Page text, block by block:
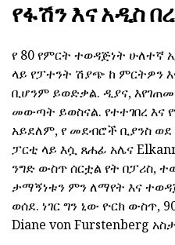
የፋሽን እና አዲስ
የ 80 የምርት ተወዳጅነት ሁለተኛ
ላይ የፓተንት ሽያጭ ከ ምርትዎን
ቢሆንም ይወድቃል. ዲያና,
መውጣት ይወስናል. የተተገበረ እና
አይደለም, የ መደብሮች ቢያንስ
ፓርቲ ላይ እሷ ጸሐፊ አሌና
ንግድ ውስጥ ሰርቷል የት በፓሪስ,
ታማኝነቱን ምን ለማየት እና
ወሰደ. ነገር ግን ኒው ዮርክ ውስጥ,
Diane von Furstenberg